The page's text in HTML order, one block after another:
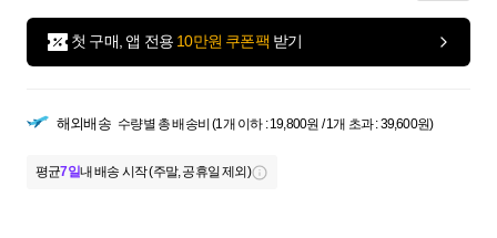
첫 구매, 앱 전용 10만원 쿠폰팩 받기
해외배송 수량별 총 배송비 (1개 이하 : 19,800원 / 1개 초과 : 39,600원)
평균7일내 배송 시작 (주말, 공휴일 제외)